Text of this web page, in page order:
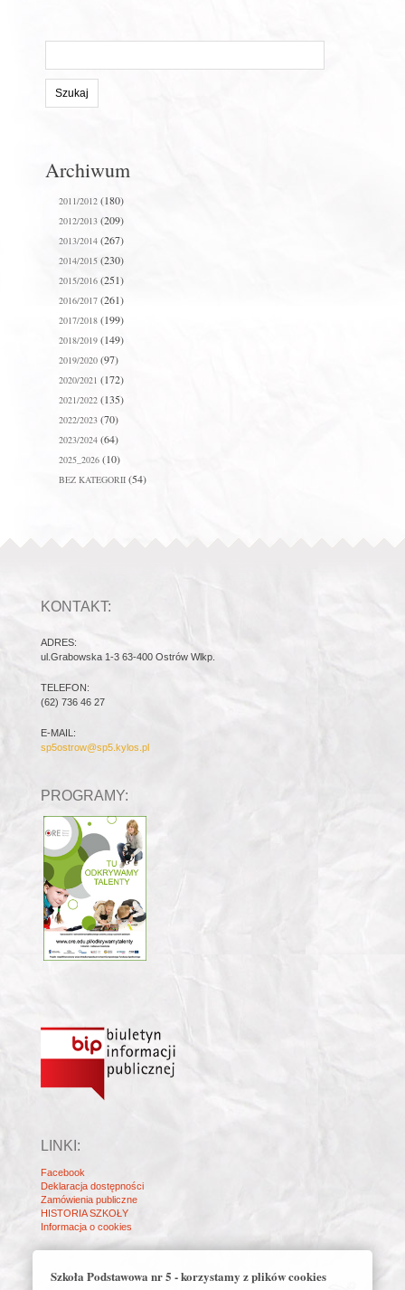
stronie:
Archiwum
2011/2012(180)
2012/2013(209)
2013/2014(267)
2014/2015(230)
2015/2016(251)
2016/2017(261)
2017/2018(199)
2018/2019(149)
2019/2020(97)
2020/2021 (172)
2021/2022(135)
2022/2023(70)
2023/2024(64)
2025_2026(10)
BEZ KATEGORII(54)
KONTAKT:
ADRES:
ul.Grabowska 1-3 63-400 Ostrów Wlkp.
TELEFON:
(62) 736 46 27
E-MAIL:
sp5ostrow@sp5.kylos.pl
PROGRAMY:
LINKI:
Facebook
Deklaracja dostępności
Zamówienia publiczne
HISTORIA SZKOŁY
Informacja o cookies
Szkoła Podstawowa nr 5 - korzystamy z plików cookies